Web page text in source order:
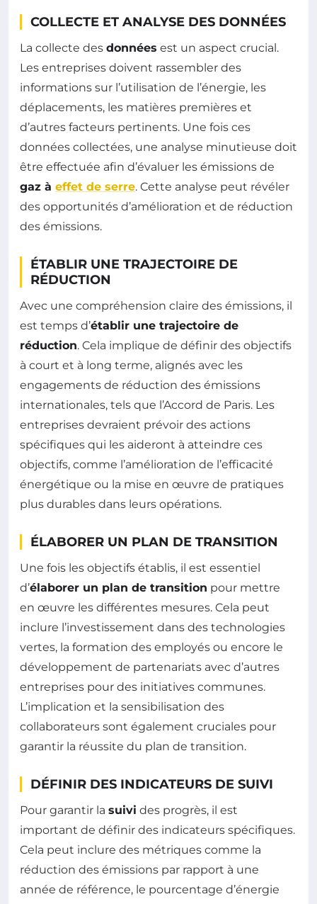
COLLECTE ET ANALYSE DES DONNÉES
La collecte des données est un aspect crucial.
Les entreprises doivent rassembler des
informations sur l’utilisation de l’énergie, les
déplacements, les matières premières et
d’autres facteurs pertinents. Une fois ces
données collectées, une analyse minutieuse doit
être effectuée afin d’évaluer les émissions de
gaz à effet de serre. Cette analyse peut révéler
des opportunités d’amélioration et de réduction
des émissions.
ÉTABLIR UNE TRAJECTOIRE DE
RÉDUCTION
Avec une compréhension claire des émissions, il
est temps d’établir une trajectoire de
réduction. Cela implique de définir des objectifs
à court et à long terme, alignés avec les
engagements de réduction des émissions
internationales, tels que l’Accord de Paris. Les
entreprises devraient prévoir des actions
spécifiques qui les aideront à atteindre ces
objectifs, comme l’amélioration de l’efficacité
énergétique ou la mise en œuvre de pratiques
plus durables dans leurs opérations.
ÉLABORER UN PLAN DE TRANSITION
Une fois les objectifs établis, il est essentiel
d’élaborer un plan de transition pour mettre
en œuvre les différentes mesures. Cela peut
inclure l’investissement dans des technologies
vertes, la formation des employés ou encore le
développement de partenariats avec d’autres
entreprises pour des initiatives communes.
L’implication et la sensibilisation des
collaborateurs sont également cruciales pour
garantir la réussite du plan de transition.
DÉFINIR DES INDICATEURS DE SUIVI
Pour garantir la suivi des progrès, il est
important de définir des indicateurs spécifiques.
Cela peut inclure des métriques comme la
réduction des émissions par rapport à une
année de référence, le pourcentage d’énergie